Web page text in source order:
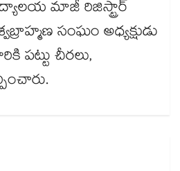
మాజీ రిజిస్ట్రార్​
సంఘం అధ్యక్షుడు
పట్టు చీరలు,